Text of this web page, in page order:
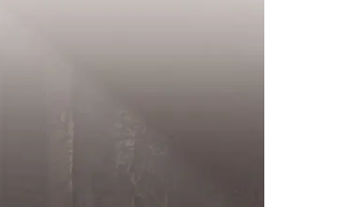
고객의 소리